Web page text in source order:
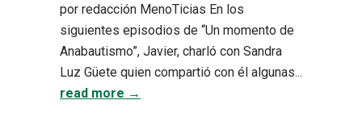
por redacción MenoTicias En los
siguientes episodios de “Un momento de
Anabautismo”, Javier, charló con Sandra
Luz Güete quien compartió con él algunas...
read more →